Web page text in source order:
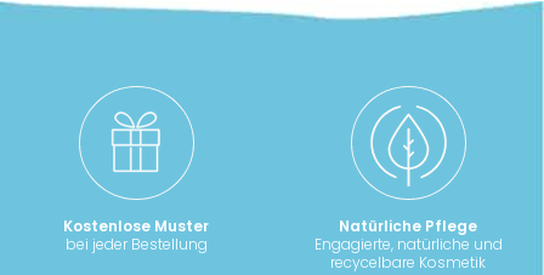
Kostenlose Muster
bei jeder Bestellung
Natürliche Pflege
Engagierte, natürliche und
recycelbare Kosmetik